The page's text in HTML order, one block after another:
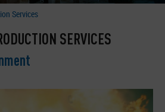
Services
SERVICES